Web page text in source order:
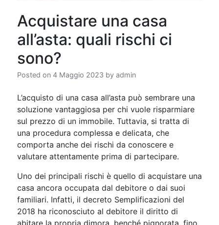
Acquistare una casa
all’asta: quali rischi ci
sono?
Posted on 4 Maggio 2023 by admin
L’acquisto di una casa all’asta può sembrare una
soluzione vantaggiosa per chi vuole risparmiare
sul prezzo di un immobile. Tuttavia, si tratta di
una procedura complessa e delicata, che
comporta anche dei rischi da conoscere e
valutare attentamente prima di partecipare.
Uno dei principali rischi è quello di acquistare una
casa ancora occupata dal debitore o dai suoi
familiari. Infatti, il decreto Semplificazioni del
2018 ha riconosciuto al debitore il diritto di